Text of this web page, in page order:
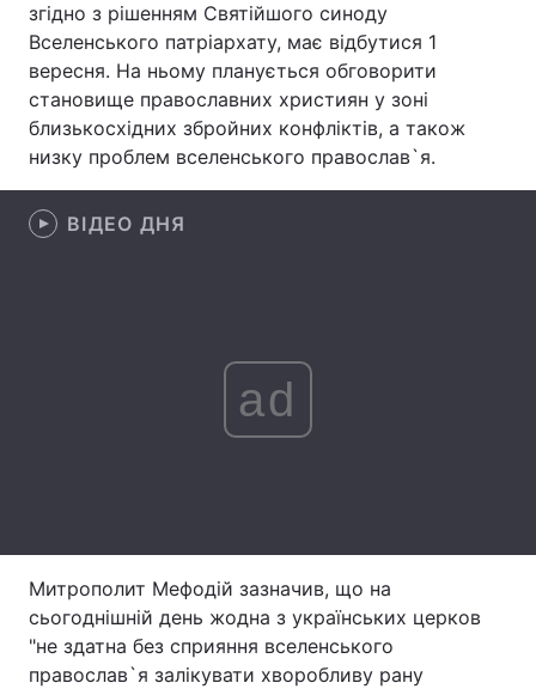
Головна Війна
Україна Політика
Економіка
Спорт
Туризм
Погода
Відео з Youtube Статті
Інтерв'ю Думки
згідно з рішенням Святійшого синоду
Вселенського патріархату, має відбутися 1
вересня. На ньому планується обговорити
становище православних християн у зоні
близькосхідних збройних конфліктів, а також
низку проблем вселенського православ`я.
ВІДЕО ДНЯ
ad
Митрополит Мефодій зазначив, що на
сьогоднішній день жодна з українських церков
"не здатна без сприяння вселенського
православ`я залікувати хворобливу рану